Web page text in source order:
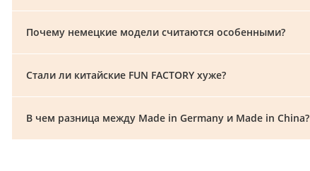
Почему немецкие модели считаются особенными?
Стали ли китайские FUN FACTORY хуже?
В чем разница между Made in Germany и Made in China?